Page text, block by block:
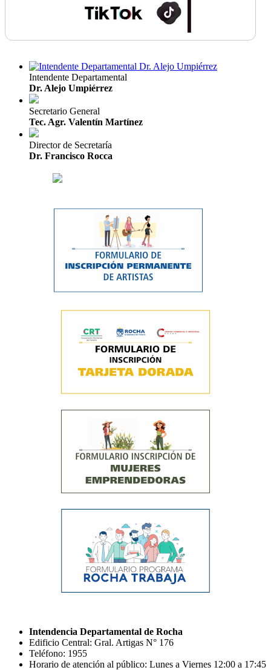
Intendente Departamental
Dr. Alejo Umpiérrez
Secretario General
Tec. Agr. Valentín Martínez
Director de Secretaría
Dr. Francisco Rocca
Intendencia Departamental de Rocha
Edificio Central: Gral. Artigas N° 176
Teléfono: 1955
Horario de atención al público: Lunes a Viernes 12:00 a 17:45